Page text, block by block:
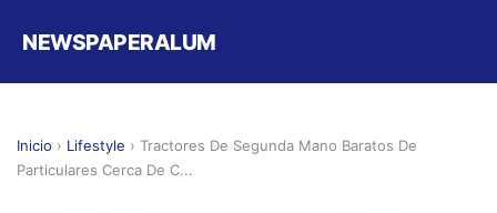
NEWSPAPERALUM
Inicio › Lifestyle › Tractores De Segunda Mano Baratos De
Particulares Cerca De C...